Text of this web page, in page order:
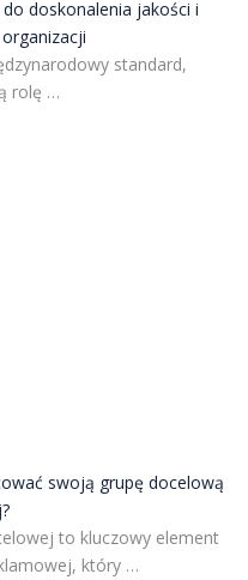
doskonalenia jakości i
standard,
rolę …
swoją grupę docelową
to kluczowy element
który …